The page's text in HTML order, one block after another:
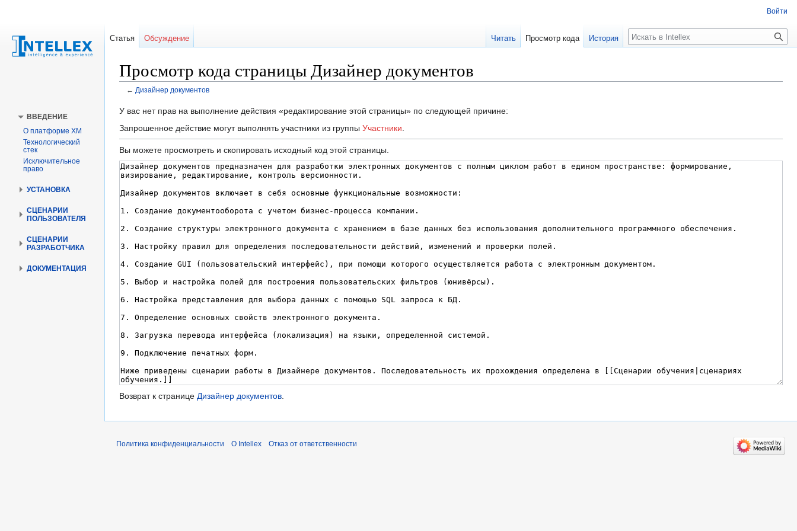
Просмотр кода страницы Дизайнер документов
← Дизайнер документов
Перейти
к
Перейти
к
У вас нет прав на выполнение действия «редактирование этой страницы» по следующей причине:
Запрошенное действие могут выполнять участники из группы Участники
Вы можете просмотреть и скопировать исходный код этой страницы.
Возврат к странице Дизайнер документов.
Войти
Статья Обсуждение Читать Просмотр кода История Поиск
ВВЕДЕНИЕ
О платформе XM
Технологический
стек
Исключительное
право
УСТАНОВКА
СЦЕНАРИИ
ПОЛЬЗОВАТЕЛЯ
СЦЕНАРИИ
РАЗРАБОТЧИКА
ДОКУМЕНТАЦИЯ
Политика конфиденциальности О Intellex Отказ от ответственности